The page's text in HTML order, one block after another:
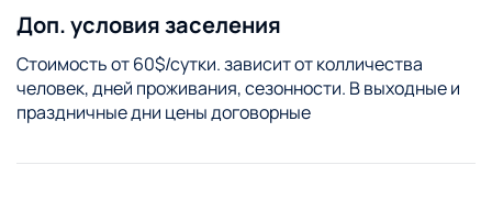
Доп. условия заселения
Стоимость от 60$/сутки. зависит от колличества
человек, дней проживания, сезонности. В выходные и
праздничные дни цены договорные